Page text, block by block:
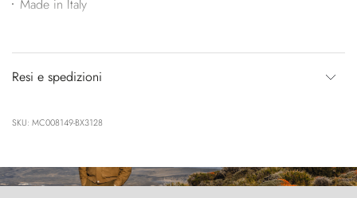
Made in Italy
Resi e spedizioni
SKU: MC008149-BX3128